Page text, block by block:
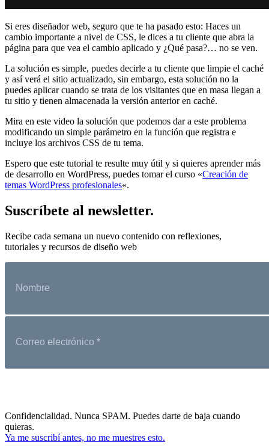
Si eres diseñador web, seguro que te ha pasado esto: Haces un
cambio importante a nivel de CSS, le dices a tu cliente que abra la
página para que vea el cambio aplicado y ¿Qué pasa?… no se ven.
La solución es simple, puedes decirle a tu cliente que limpie el caché
y así verá el sitio actualizado, sin embargo, esta solución no la
puedes aplicar cuando se trata de los visitantes que en masa llegan a
tu sitio y tienen almacenada la versión anterior en caché.
Mira en este video la solución que podemos dar a este problema
modificando un simple parámetro en la función que registra e
incluye los archivos CSS de tu tema.
Espero que este tutorial te resulte muy útil y si quieres aprender más
de desarrollo en WordPress, puedes tomar el curso «Creación de
temas WordPress profesionales«.
Suscríbete al newsletter.
Recibe cada semana un nuevo contenido con reflexiones,
tutoriales y recursos de diseño web
Confidencialidad. Nunca SPAM. Puedes darte de baja cuando
quieras.
Ya me suscribí antes, no me muestres esto.